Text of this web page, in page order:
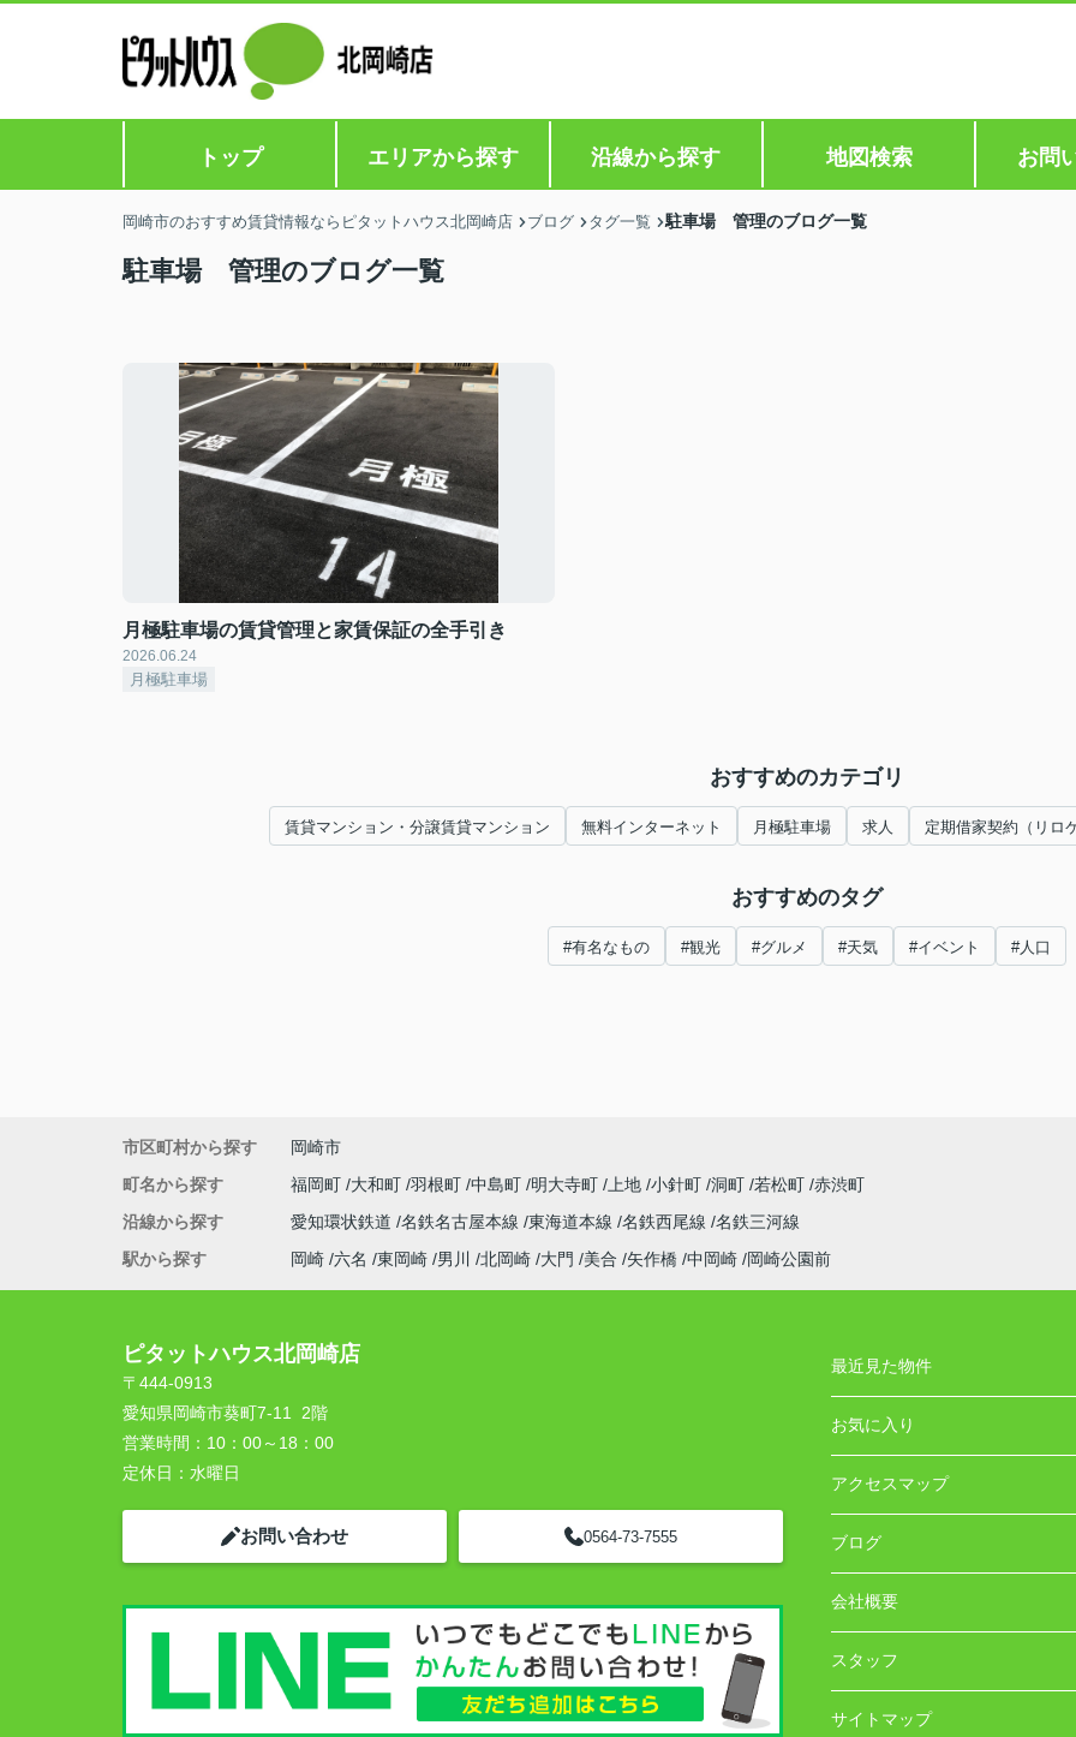
トップ エリアから探す 沿線から探す 地図検索 お問
岡崎市のおすすめ賃貸情報ならピタットハウス北岡崎店 ブログ タグ一覧 駐車場 管理のブログ一覧
駐車場 管理のブログ一覧
月極駐車場の賃貸管理と家賃保証の全手引き
2026.06.24
月極駐車場
おすすめのカテゴリ
賃貸マンション・分譲賃貸マンション 無料インターネット 月極駐車場 求人 定期借家契約（リロ
おすすめのタグ
#有名なもの #観光 #グルメ #天気 #イベント #人口
市区町村から探す
岡崎市
町名から探す
福岡町 大和町 羽根町 中島町 明大寺町 上地 小針町 洞町 若松町 赤渋町
沿線から探す
愛知環状鉄道 名鉄名古屋本線 東海道本線 名鉄西尾線 名鉄三河線
駅から探す
岡崎 六名 東岡崎 男川 北岡崎 大門 美合 矢作橋 中岡崎 岡崎公園前
ピタットハウス北岡崎店
〒444-0913
愛知県岡崎市葵町7-11 2階
営業時間： 10：00～18：00
定休日： 水曜日
お問い合わせ 0564-73-7555
最近見た物件
お気に入り
アクセスマップ
ブログ
会社概要
スタッフ
サイトマップ